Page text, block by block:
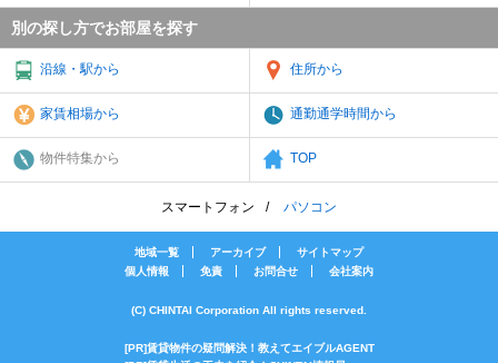
別の探し方でお部屋を探す
沿線・駅から 住所から
家賃相場から 通勤通学時間から
物件特集から TOP
スマートフォン パソコン
地域一覧 アーカイブ
サイトマップ
個人情報
免責 お問合せ 会社案内
(C) CHINTAI Corporation All rights reserved.
[PR]賃貸物件の疑問解決！教えてエイブルAGENT